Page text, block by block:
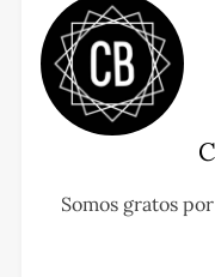
Somos gratos